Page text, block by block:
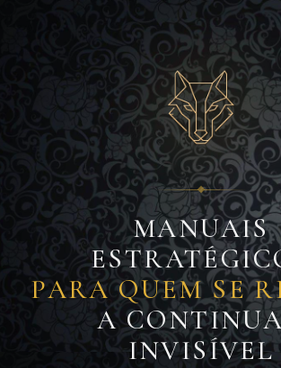
MANUAIS
PARA QUEM SE
A
INVISÍVEL